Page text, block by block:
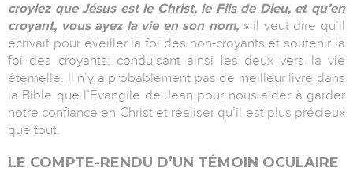
croyiez que Jésus est le Christ, le Fils de Dieu, et qu’en
croyant, vous ayez la vie en son nom, » il veut dire qu’il
écrivait pour éveiller la foi des non-croyants et soutenir la
foi des croyants; conduisant ainsi les deux vers la vie
éternelle. Il n’y a probablement pas de meilleur livre dans
la Bible que l’Evangile de Jean pour nous aider à garder
notre confiance en Christ et réaliser qu’il est plus précieux
que tout.
LE COMPTE-RENDU D’UN TÉMOIN OCULAIRE